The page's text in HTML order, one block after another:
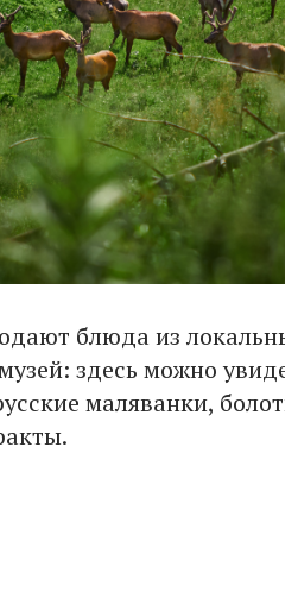
блюда из
здесь можно
маляванки,